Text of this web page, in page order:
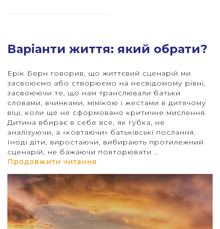
Варіанти життя: який обрати?
Ерік Берн говорив, що життєвий сценарій ми
засвоюємо або створюємо на несвідомому рівні,
засвоюючи те, що нам транслювали батьки
словами, вчинками, мімікою і жестами в дитячому
віці, коли ще не сформовано критичне мислення.
Дитина вбирає в себе все, як губка, не
аналізуючи, а «ковтаючи» батьківські послання.
Іноді діти, виростаючи, вибирають протилежний
сценарій, не бажаючи повторювати …
Продовжити читання